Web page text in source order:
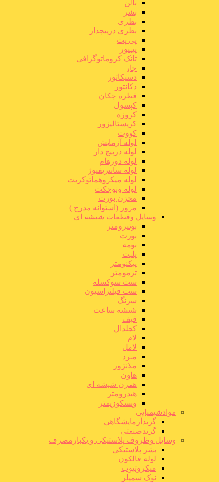
بالن
بشر
بطری
بطری درپیچدار
پی پت
پیپتور
تانک کروماتوگرافی
جار
دسیکاتور
دکانتور
قطره چکان
کپسول
کروزه
کریستالیزور
کووت
لوله آزمایش
لوله درپیچ دار
لوله دورهام
لوله سانتریفیوژ
لوله میکروهماتوکریت
لوله ونوجکت
مخزن بورت
مزور (استوانه مدرج )
وسایل وقطعات شیشه ای
بوتیرومتر
بورت
بومه
پلیت
پیکنومتر
ترمومتر
ست سوکسله
ست فیلتراسیون
سرنگ
شیشه ساعت
قیف
کجلدال
لام
لامل
مبرد
ملانژور
هاون
همزن شیشه ای
هیدرومتر
ویسکوزیمتر
موادشیمیایی
گریدآزمایشگاهی
گریدصنعتی
وسایل وظروف پلاستیکی و یکبارمصرف
بشر پلاستیکی
لوله فالکون
میکروتیوب
نوک سمپلر